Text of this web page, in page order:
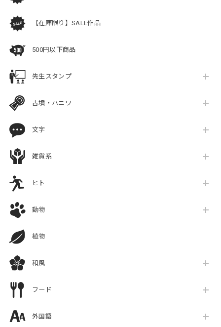
【在庫限り】SALE作品
500円以下商品
先生スタンプ
古墳・ハニワ
文字
雑貨系
ヒト
動物
植物
和風
フード
外国語